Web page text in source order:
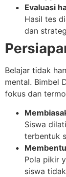
Evaluasi
Hasil tes
dan
Belajar tidak
mental. Bimbel
fokus dan
Siswa
terbentuk
Pola pikir
siswa